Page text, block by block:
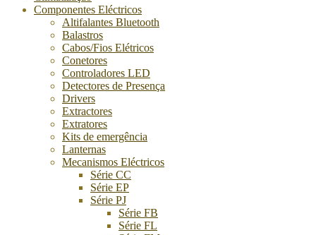
Componentes Eléctricos
Altifalantes Bluetooth
Balastros
Cabos/Fios Elétricos
Conetores
Controladores LED
Detectores de Presença
Drivers
Extractores
Extratores
Kits de emergência
Lanternas
Mecanismos Eléctricos
Série CC
Série EP
Série PJ
Série FB
Série FL